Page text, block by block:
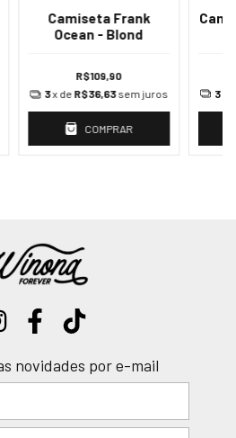
Camiseta Frank
Ocean - Blond
R$109,90
3x de R$36,63sem juros
COMPRAR
3
novidades por e-mail